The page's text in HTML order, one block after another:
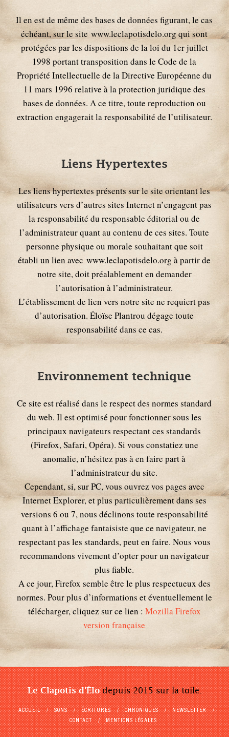
Il en est de même des bases de données figurant, le cas
échéant, sur le site www.leclapotisdelo.org qui sont
protégées par les dispositions de la loi du 1er juillet
1998 portant transposition dans le Code de la
Propriété Intellectuelle de la Directive Européenne du
11 mars 1996 relative à la protection juridique des
bases de données. A ce titre, toute reproduction ou
extraction engagerait la responsabilité de l’utilisateur.
Liens Hypertextes
Les liens hypertextes présents sur le site orientant les
utilisateurs vers d’autres sites Internet n’engagent pas
la responsabilité du responsable éditorial ou de
l’administrateur quant au contenu de ces sites. Toute
personne physique ou morale souhaitant que soit
établi un lien avec www.leclapotisdelo.org à partir de
notre site, doit préalablement en demander
l’autorisation à l’administrateur.
L’établissement de lien vers notre site ne requiert pas
d’autorisation. Éloïse Plantrou dégage toute
responsabilité dans ce cas.
Environnement technique
Ce site est réalisé dans le respect des normes standard
du web. Il est optimisé pour fonctionner sous les
principaux navigateurs respectant ces standards
(Firefox, Safari, Opéra). Si vous constatiez une
anomalie, n’hésitez pas à en faire part à
l’administrateur du site.
Cependant, si, sur PC, vous ouvrez vos pages avec
Internet Explorer, et plus particulièrement dans ses
versions 6 ou 7, nous déclinons toute responsabilité
quant à l’affichage fantaisiste que ce navigateur, ne
respectant pas les standards, peut en faire. Nous vous
recommandons vivement d’opter pour un navigateur
plus fiable.
A ce jour, Firefox semble être le plus respectueux des
normes. Pour plus d’informations et éventuellement le
télécharger, cliquez sur ce lien : Mozilla Firefox
version française
Le Clapotis d'Élodepuis 2015 sur la toile.
ACCUEIL SONS ÉCRITURES CHRONIQUES
NEWSLETTER
CONTACT
MENTIONS LÉGALES